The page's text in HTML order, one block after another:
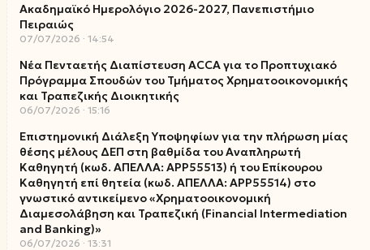
Ακαδημαϊκό Ημερολόγιο 2026-2027, Πανεπιστήμιο
Πειραιώς
07/07/2026 14:54
Νέα Πενταετής Διαπίστευση ACCA για το Προπτυχιακό
Πρόγραμμα Σπουδών του Τμήματος Χρηματοοικονομικής
και Τραπεζικής Διοικητικής
06/07/2026 15:16
Επιστημονική Διάλεξη Υποψηφίων για την πλήρωση μίας
θέσης μέλους ΔΕΠ στη βαθμίδα του Αναπληρωτή
Καθηγητή (κωδ. ΑΠΕΛΛΑ: ΑΡΡ55513) ή του Επίκουρου
Καθηγητή επί θητεία (κωδ. ΑΠΕΛΛΑ: ΑΡΡ55514) στο
γνωστικό αντικείμενο «Χρηματοοικονομική
Διαμεσολάβηση και Τραπεζική (Financial Intermediation
and Banking)»
06/07/2026 13:31